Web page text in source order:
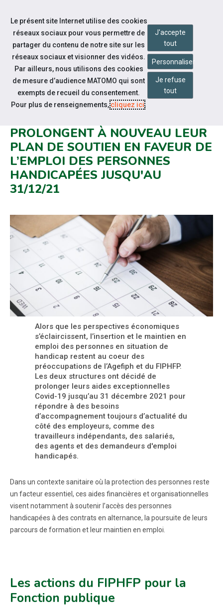
Aller au contenu
Notre actualité
REPRISE ÉCONOMIQUE :
PROLONGENT À NOUVEAU LEUR
PLAN DE SOUTIEN EN FAVEUR DE
L’EMPLOI DES PERSONNES
HANDICAPÉES JUSQU'AU
31/12/21
Alors que les perspectives économiques
s’éclaircissent, l’insertion et le maintien en
emploi des personnes en situation de
handicap restent au coeur des
préoccupations de l’Agefiph et du FIPHFP.
Les deux structures ont décidé de
prolonger leurs aides exceptionnelles
Covid-19 jusqu’au 31 décembre 2021 pour
répondre à des besoins
d’accompagnement toujours d’actualité du
côté des employeurs, comme des
travailleurs indépendants, des salariés,
des agents et des demandeurs d'emploi
handicapés.
Dans un contexte sanitaire où la protection des personnes reste
un facteur essentiel, ces aides financières et organisationnelles
visent notamment à soutenir l’accès des personnes
handicapées à des contrats en alternance, la poursuite de leurs
parcours de formation et leur maintien en emploi.
Les actions du FIPHFP pour la
Fonction publique
Le présent site Internet utilise des cookies
réseaux sociaux pour vous permettre de
partager du contenu de notre site sur les
réseaux sociaux et visionner des vidéos.
Par ailleurs, nous utilisons des cookies
de mesure d’audience MATOMO qui sont
exempts de recueil du consentement.
Pour plus de renseignements,cliquez ici.
J'accepte
tout
Personnaliser
Je refuse
tout